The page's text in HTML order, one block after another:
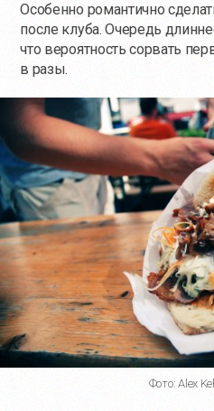
Особенно романтично
после клуба. Очередь
что вероятность сорвать
в разы.
Фото: Alex